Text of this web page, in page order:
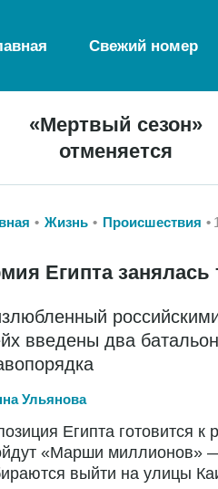
Свежий номер
«Мертвый сезон»
отменяется
Жизнь Происшествия
Египта занялась
введены два
Ульянова
Египта готовится
«Марши миллионов»
выйти на улицы